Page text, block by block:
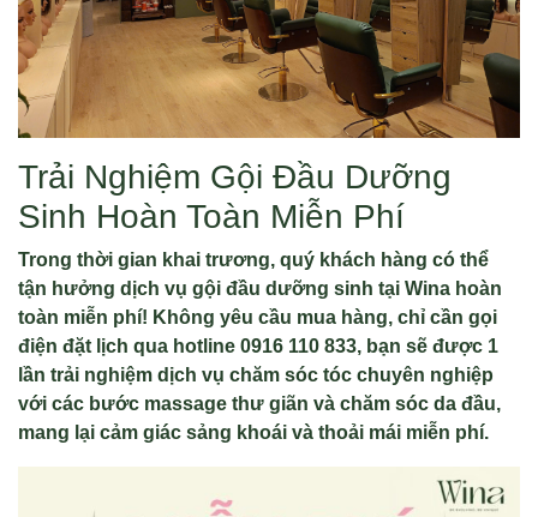
Trải Nghiệm Gội Đầu Dưỡng
Sinh Hoàn Toàn Miễn Phí
Trong thời gian khai trương, quý khách hàng có thể
tận hưởng dịch vụ gội đầu dưỡng sinh tại Wina hoàn
toàn miễn phí! Không yêu cầu mua hàng, chỉ cần gọi
điện đặt lịch qua hotline 0916 110 833, bạn sẽ được 1
lần trải nghiệm dịch vụ chăm sóc tóc chuyên nghiệp
với các bước massage thư giãn và chăm sóc da đầu,
mang lại cảm giác sảng khoái và thoải mái miễn phí.